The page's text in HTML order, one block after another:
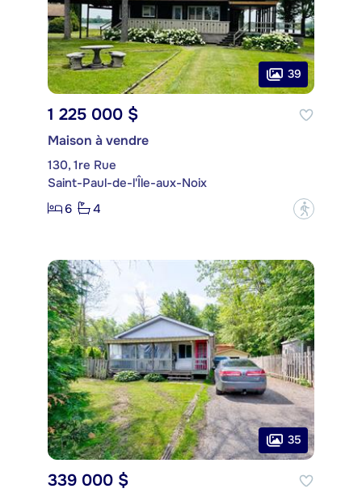
39
1 225 000 $
Maison à vendre
130, 1re Rue
Saint-Paul-de-l'Île-aux-Noix
6
4 ?
35
339 000 $